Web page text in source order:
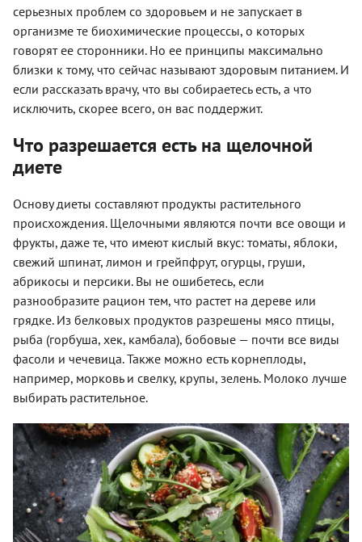
серьезных проблем со здоровьем и не запускает в
организме те биохимические процессы, о которых
говорят ее сторонники. Но ее принципы максимально
близки к тому, что сейчас называют здоровым питанием. И
если рассказать врачу, что вы собираетесь есть, а что
исключить, скорее всего, он вас поддержит.
Что разрешается есть на щелочной
диете
Основу диеты составляют продукты растительного
происхождения. Щелочными являются почти все овощи и
фрукты, даже те, что имеют кислый вкус: томаты, яблоки,
свежий шпинат, лимон и грейпфрут, огурцы, груши,
абрикосы и персики. Вы не ошибетесь, если
разнообразите рацион тем, что растет на дереве или
грядке. Из белковых продуктов разрешены мясо птицы,
рыба (горбуша, хек, камбала), бобовые — почти все виды
фасоли и чечевица. Также можно есть корнеплоды,
например, морковь и свелку, крупы, зелень. Молоко лучше
выбирать растительное.